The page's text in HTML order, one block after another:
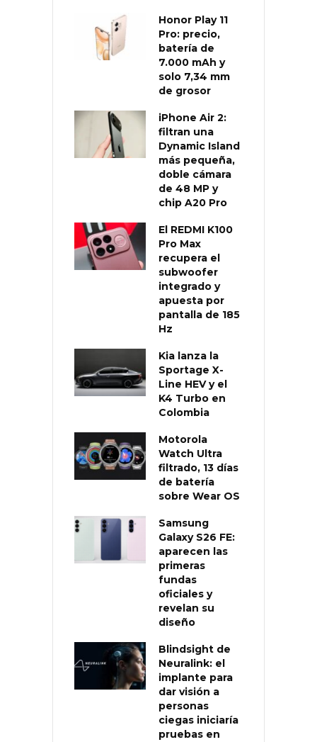
Honor Play 11
Pro: precio,
batería de
7.000 mAh y
solo 7,34 mm
de grosor
iPhone Air 2:
filtran una
Dynamic Island
más pequeña,
doble cámara
de 48 MP y
chip A20 Pro
El REDMI K100
Pro Max
recupera el
subwoofer
integrado y
apuesta por
pantalla de 185
Hz
Kia lanza la
Sportage X-
Line HEV y el
K4 Turbo en
Colombia
Motorola
Watch Ultra
filtrado, 13 días
de batería
sobre Wear OS
Samsung
Galaxy S26 FE:
aparecen las
primeras
fundas
oficiales y
revelan su
diseño
Blindsight de
Neuralink: el
implante para
dar visión a
personas
ciegas iniciaría
pruebas en